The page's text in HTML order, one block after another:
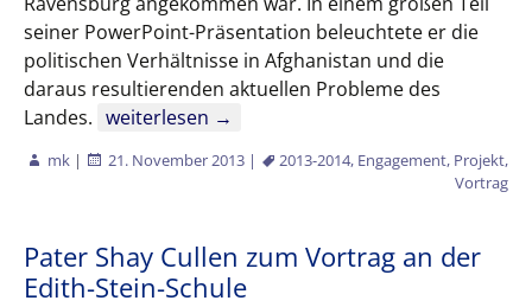
seiner PowerPoint-Präsentation beleuchtete er die
politischen Verhältnisse in Afghanistan und die
daraus resultierenden aktuellen Probleme des
Landes. Besuch aus Afghanistan
weiterlesen →
mk | 21. November 2013 | 2013-2014, Engagement, Projekt,
Vortrag
Pater Shay Cullen zum Vortrag an der
Edith-Stein-Schule